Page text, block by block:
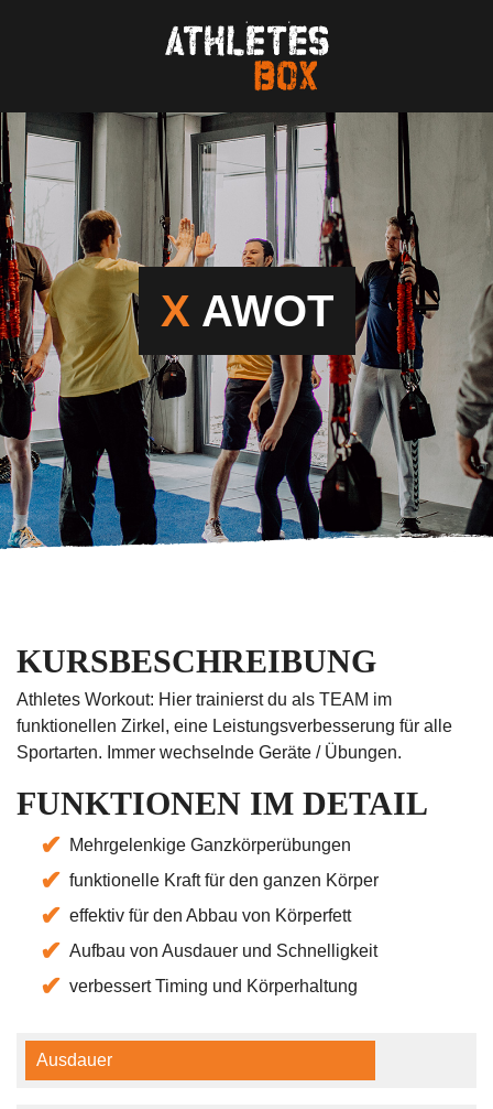
X AWOT
KURSBESCHREIBUNG
Athletes Workout: Hier trainierst du als TEAM im
funktionellen Zirkel, eine Leistungsverbesserung für alle
Sportarten. Immer wechselnde Geräte / Übungen.
FUNKTIONEN IM DETAIL
Mehrgelenkige Ganzkörperübungen
funktionelle Kraft für den ganzen Körper
effektiv für den Abbau von Körperfett
Aufbau von Ausdauer und Schnelligkeit
verbessert Timing und Körperhaltung
Ausdauer